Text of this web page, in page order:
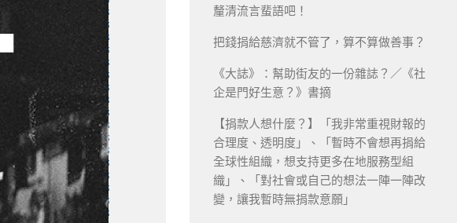
釐清流言蜚語吧！
把錢捐給慈濟就不管了，算不算做善事？
《大誌》：幫助街友的一份雜誌？／《社
企是門好生意？》書摘
【捐款人想什麼？】「我非常重視財報的
合理度、透明度」、「暫時不會想再捐給
全球性組織，想支持更多在地服務型組
織」、「對社會或自己的想法一陣一陣改
變，讓我暫時無捐款意願」